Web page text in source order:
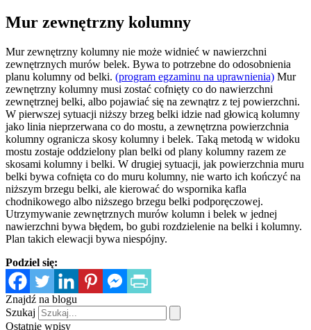
Mur zewnętrzny kolumny
Mur zewnętrzny kolumny nie może widnieć w nawierzchni
zewnętrznych murów belek. Bywa to potrzebne do odosobnienia
planu kolumny od belki. (program egzaminu na uprawnienia) Mur
zewnętrzny kolumny musi zostać cofnięty co do nawierzchni
zewnętrznej belki, albo pojawiać się na zewnątrz z tej powierzchni.
W pierwszej sytuacji niższy brzeg belki idzie nad głowicą kolumny
jako linia nieprzerwana co do mostu, a zewnętrzna powierzchnia
kolumny ogranicza skosy kolumny i belek. Taką metodą w widoku
mostu zostaje oddzielony plan belki od plany kolumny razem ze
skosami kolumny i belki. W drugiej sytuacji, jak powierzchnia muru
belki bywa cofnięta co do muru kolumny, nie warto ich kończyć na
niższym brzegu belki, ale kierować do wspornika kafla
chodnikowego albo niższego brzegu belki podporęczowej.
Utrzymywanie zewnętrznych murów kolumn i belek w jednej
nawierzchni bywa błędem, bo gubi rozdzielenie na belki i kolumny.
Plan takich elewacji bywa niespójny.
Podziel się:
Znajdź na blogu
Szukaj
Ostatnie wpisy